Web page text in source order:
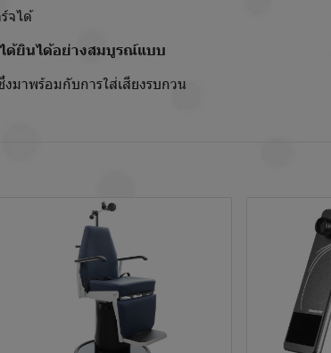
จได้
ด้ยินได้อย่างสมบูรณ์แบบ
มาพร้อมกับการใส่เสียงรบกวน